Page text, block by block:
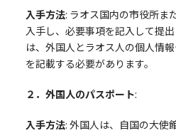
入手方法: ラオス国内の市役所ま
入手し、必要事項を記入して提
は、外国人とラオス人の個人情
を記載する必要があります。
２．外国人のパスポート:
入手方法: 外国人は、自国の大使